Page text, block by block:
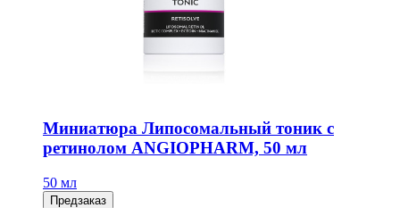
Миниатюра Липосомальный тоник с
ретинолом ANGIOPHARM, 50 мл
50 мл
Предзаказ